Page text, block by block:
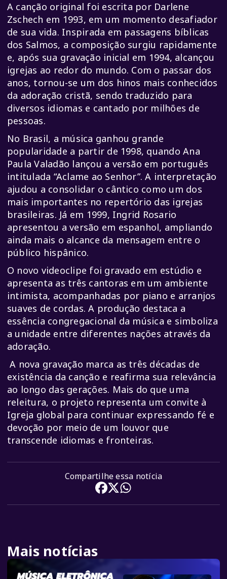
A canção original foi escrita por Darlene
Zschech em 1993, em um momento desafiador
de sua vida. Inspirada em passagens bíblicas
dos Salmos, a composição surgiu rapidamente
e, após sua gravação inicial em 1994, alcançou
igrejas ao redor do mundo. Com o passar dos
anos, tornou-se um dos hinos mais conhecidos
da adoração cristã, sendo traduzido para
diversos idiomas e cantado por milhões de
pessoas.
No Brasil, a música ganhou grande
popularidade a partir de 1998, quando Ana
Paula Valadão lançou a versão em português
intitulada “Aclame ao Senhor”. A interpretação
ajudou a consolidar o cântico como um dos
mais importantes no repertório das igrejas
brasileiras. Já em 1999, Ingrid Rosario
apresentou a versão em espanhol, ampliando
ainda mais o alcance da mensagem entre o
público hispânico.
O novo videoclipe foi gravado em estúdio e
apresenta as três cantoras em um ambiente
intimista, acompanhadas por piano e arranjos
suaves de cordas. A produção destaca a
essência congregacional da música e simboliza
a unidade entre diferentes nações através da
adoração.
A nova gravação marca as três décadas de
existência da canção e reafirma sua relevância
ao longo das gerações. Mais do que uma
releitura, o projeto representa um convite à
Igreja global para continuar expressando fé e
devoção por meio de um louvor que
transcende idiomas e fronteiras.
Compartilhe essa notícia
Mais notícias